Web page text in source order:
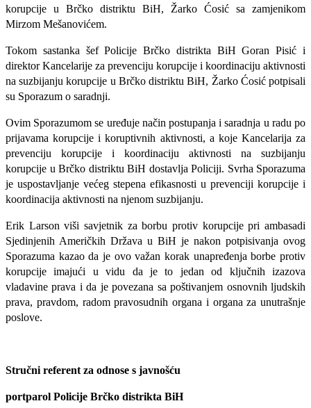
korupcije u Brčko distriktu BiH, Žarko Ćosić sa zamjenikom
Mirzom Mešanovićem.
Tokom sastanka šef Policije Brčko distrikta BiH Goran Pisić i
direktor Kancelarije za prevenciju korupcije i koordinaciju aktivnosti
na suzbijanju korupcije u Brčko distriktu BiH, Žarko Ćosić potpisali
su Sporazum o saradnji.
Ovim Sporazumom se uređuje način postupanja i saradnja u radu po
prijavama korupcije i koruptivnih aktivnosti, a koje Kancelarija za
prevenciju korupcije i koordinaciju aktivnosti na suzbijanju
korupcije u Brčko distriktu BiH dostavlja Policiji. Svrha Sporazuma
je uspostavljanje većeg stepena efikasnosti u prevenciji korupcije i
koordinacija aktivnosti na njenom suzbijanju.
Erik Larson viši savjetnik za borbu protiv korupcije pri ambasadi
Sjedinjenih Američkih Država u BiH je nakon potpisivanja ovog
Sporazuma kazao da je ovo važan korak unapređenja borbe protiv
korupcije imajući u vidu da je to jedan od ključnih izazova
vladavine prava i da je povezana sa poštivanjem osnovnih ljudskih
prava, pravdom, radom pravosudnih organa i organa za unutrašnje
poslove.
Stručni referent za odnose s javnošću
portparol Policije Brčko distrikta BiH